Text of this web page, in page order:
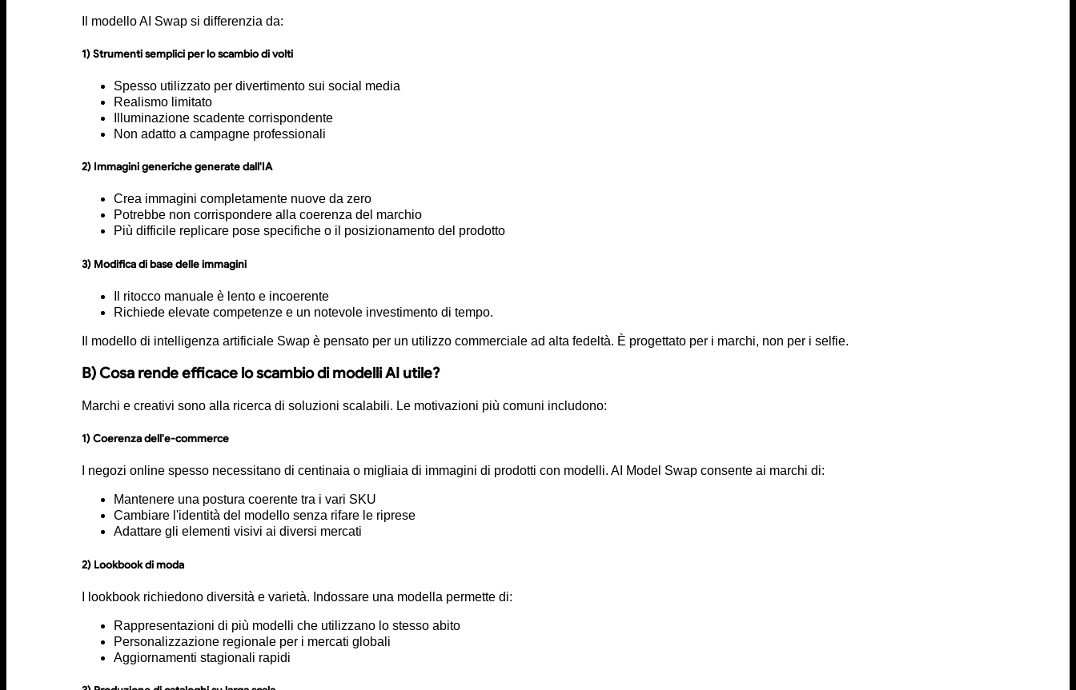
Il modello AI Swap si differenzia da:
1) Strumenti semplici per lo scambio di volti
Spesso utilizzato per divertimento sui social media
Realismo limitato
Illuminazione scadente corrispondente
Non adatto a campagne professionali
2) Immagini generiche generate dall'IA
Crea immagini completamente nuove da zero
Potrebbe non corrispondere alla coerenza del marchio
Più difficile replicare pose specifiche o il posizionamento del prodotto
3) Modifica di base delle immagini
Il ritocco manuale è lento e incoerente
Richiede elevate competenze e un notevole investimento di tempo.
Il modello di intelligenza artificiale Swap è pensato per un utilizzo commerciale ad alta fedeltà. È progettato per i marchi, non per i selfie.
B) Cosa rende efficace lo scambio di modelli AI utile?
Marchi e creativi sono alla ricerca di soluzioni scalabili. Le motivazioni più comuni includono:
1) Coerenza dell'e-commerce
I negozi online spesso necessitano di centinaia o migliaia di immagini di prodotti con modelli. AI Model Swap consente ai marchi di:
Mantenere una postura coerente tra i vari SKU
Cambiare l'identità del modello senza rifare le riprese
Adattare gli elementi visivi ai diversi mercati
2) Lookbook di moda
I lookbook richiedono diversità e varietà. Indossare una modella permette di:
Rappresentazioni di più modelli che utilizzano lo stesso abito
Personalizzazione regionale per i mercati globali
Aggiornamenti stagionali rapidi